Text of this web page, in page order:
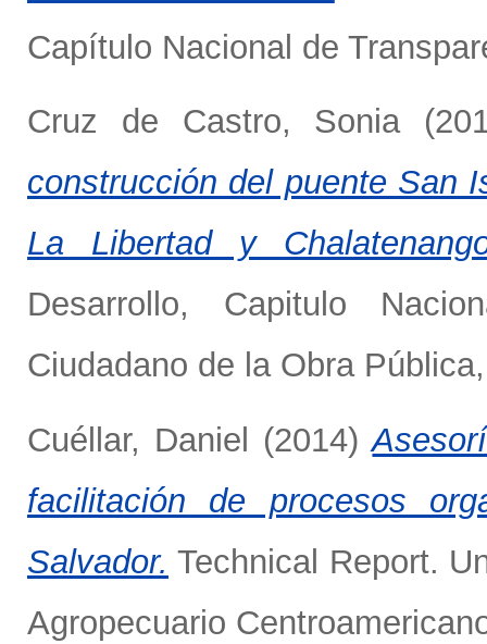
Capítulo Nacional de
Cruz de Castro, Sonia
construcción del puente San
La Libertad y
Desarrollo, Capitulo
Ciudadano de la Obra
Cuéllar, Daniel
(2014)
facilitación de procesos
Salvador. Technical Report.
Agropecuario